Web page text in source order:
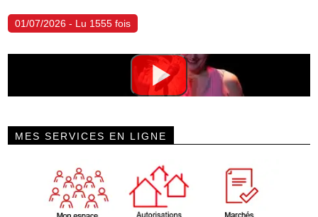
01/07/2026 - Lu 1555 fois
MES SERVICES EN LIGNE